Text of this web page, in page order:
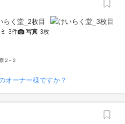
3件 写真 3枚
２−２
オーナー様ですか？